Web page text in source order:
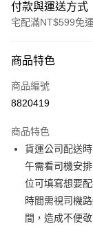
付款與運送方式
宅配滿NT$599免運
信用卡一次付款
信用卡分期付款
合作金庫商業銀行
華南商業銀行
上海商業儲蓄銀行
國泰世華商業銀行
臺灣中小企業銀行
匯豐（台灣）商業
聯邦商業銀行
6 期 0 利率 每
華南商業銀行
上海商業儲蓄銀行
國泰世華商業銀行
臺灣中小企業銀行
LINE Pay
Apple Pay
街口支付
商品特色
商品編號
8820419
商品特色
貨運公司配送
午需看司機安
位可填寫想要
時間需視司機
間，造成不便